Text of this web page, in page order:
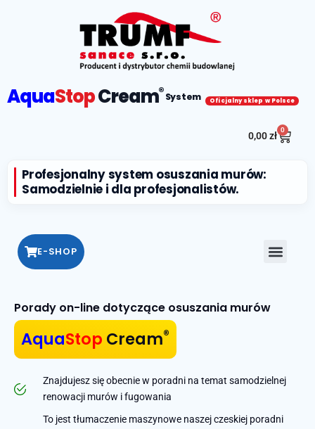
AquaStopCream®System Oficjalny sklep w Polsce
0,00zł
0
Profesjonalny system osuszania murów:
Samodzielnie i dla profesjonalistów.
E-SHOP
Porady on-line dotyczące osuszania murów
AquaStop Cream®
Znajdujesz się obecnie w poradni na temat samodzielnej
renowacji murów i fugowania
To jest tłumaczenie maszynowe naszej czeskiej poradni